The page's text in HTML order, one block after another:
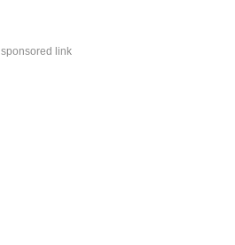
sponsored link